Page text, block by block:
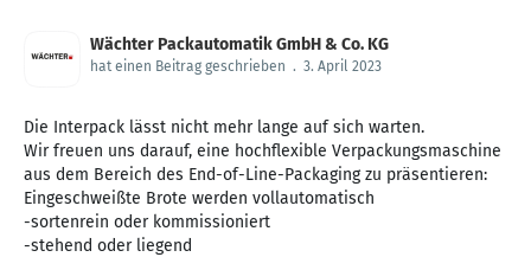
Wächter Packautomatik GmbH & Co. KG
hat einen Beitrag geschrieben . 3. April 2023
Die Interpack lässt nicht mehr lange auf sich warten.
Wir freuen uns darauf, eine hochflexible Verpackungsmaschine
aus dem Bereich des End-of-Line-Packaging zu präsentieren:
Eingeschweißte Brote werden vollautomatisch
-sortenrein oder kommissioniert
-stehend oder liegend